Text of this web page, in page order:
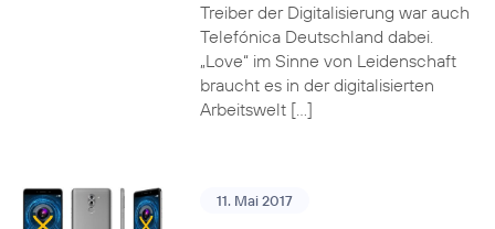
Treiber der Digitalisierung war auch
Telefónica Deutschland dabei.
„Love“ im Sinne von Leidenschaft
braucht es in der digitalisierten
Arbeitswelt […]
11. Mai 2017